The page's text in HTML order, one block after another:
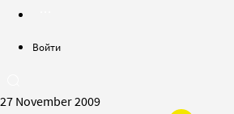
Войти
27 November 2009